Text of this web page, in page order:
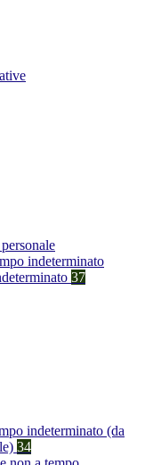
indeterminato
37
indeterminato (da
34